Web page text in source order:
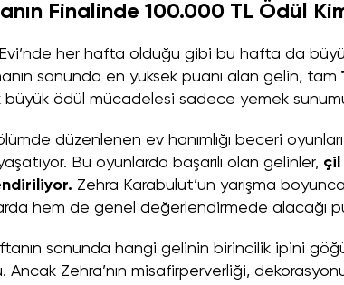
Finalinde 100.000 TL Ödül
her hafta olduğu gibi bu hafta da
sonunda en yüksek puanı alan gelin, tam
büyük ödül mücadelesi sadece yemek sunumu
düzenlenen ev hanımlığı beceri
Bu oyunlarda başarılı olan gelinler, çil
Zehra Karabulut’un yarışma
hem de genel değerlendirmede alacağı
sonunda hangi gelinin birincilik ipini
Ancak Zehra’nın misafirperverliği,